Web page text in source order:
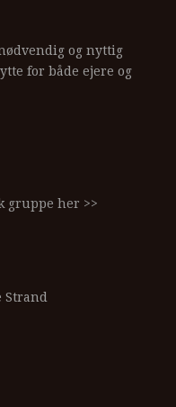
og nyttig
for både ejere og
gruppe her >>